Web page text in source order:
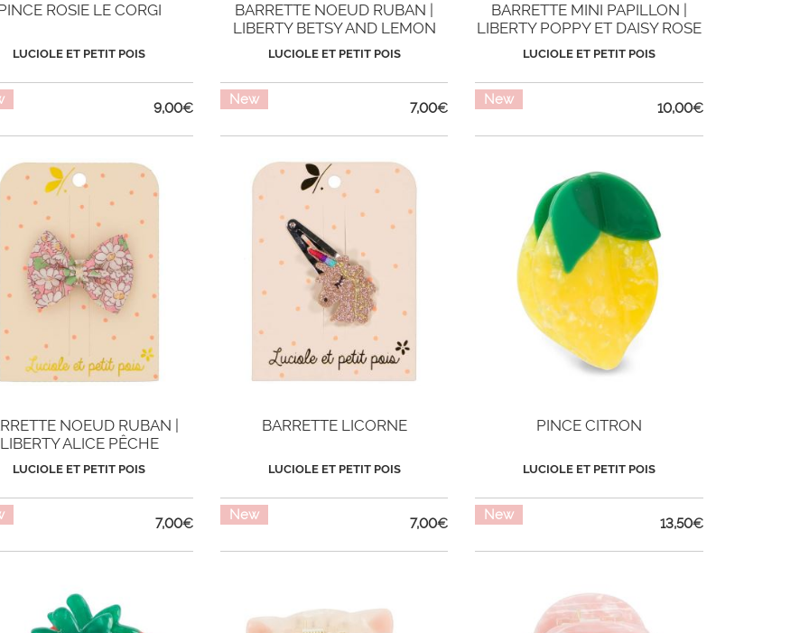
ROSIE LE CORGI
LUCIOLE ET PETIT POIS
9,00€
BARRETTE NOEUD RUBAN |
LIBERTY BETSY AND LEMON
LUCIOLE ET PETIT POIS
New
7,00€
BARRETTE MINI PAPILLON |
LIBERTY POPPY ET DAISY ROSE
LUCIOLE ET PETIT POIS
New
10,00€
NOEUD RUBAN |
LIBERTY ALICE PÊCHE
LUCIOLE ET PETIT POIS
7,00€
BARRETTE LICORNE
LUCIOLE ET PETIT POIS
New
7,00€
PINCE CITRON
LUCIOLE ET PETIT POIS
New
13,50€